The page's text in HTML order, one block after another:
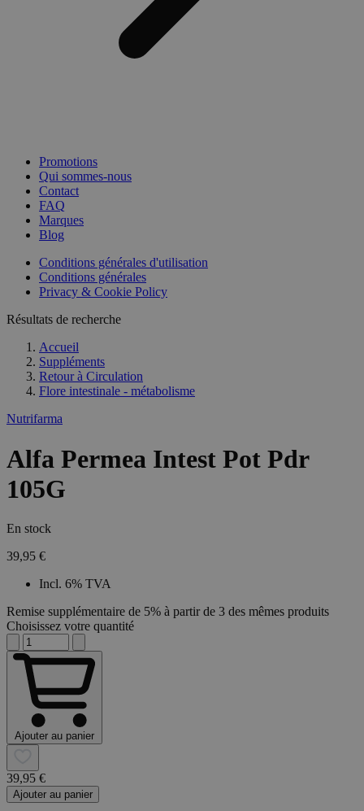
Promotions
Qui sommes-nous
Contact
FAQ
Marques
Blog
Conditions générales d'utilisation
Conditions générales
Privacy & Cookie Policy
Résultats de recherche
Accueil
Suppléments
Retour à Circulation
Flore intestinale - métabolisme
Nutrifarma
Alfa Permea Intest Pot Pdr
105G
En stock
39,95 €
Incl. 6% TVA
Remise supplémentaire de 5% à partir de 3 des mêmes produits
Choisissez votre quantité
Ajouter au panier
39,95 €
Ajouter au panier